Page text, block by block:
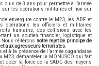
plus de 3 ans pour permettre à l’armée
sur les opérations militaires et non sur
envergure contre le M23, les ADF et
opérations les officiers et militaires
humains, des collisions avec les
un soutien financier, logistique et
Nous réitérons notre rejet de principe de
aux agresseurs terroristes
à la présence de l’armée ougandaise
M23, démanteler la MONUSCO qui fait
doter la force de la SADC des moyens